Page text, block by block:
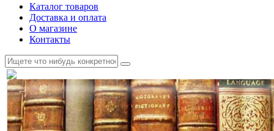
Каталог товаров
Доставка и оплата
О магазине
Контакты